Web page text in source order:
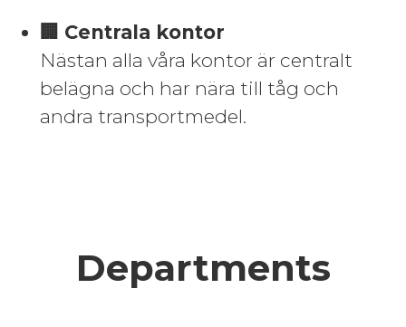
🏢 Centrala kontor
Nästan alla våra kontor är centralt
belägna och har nära till tåg och
andra transportmedel.
Departments
UX/UI Designer